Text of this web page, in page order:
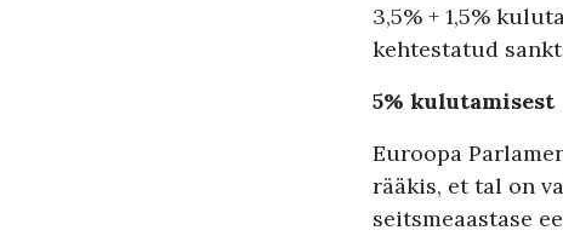
3,5% + 1,5%
kehtestatud
5% kulutamisest
Euroopa
rääkis, et tal on
seitsmeaastase